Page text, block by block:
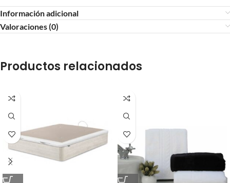
Información adicional
Valoraciones (0)
Productos relacionados